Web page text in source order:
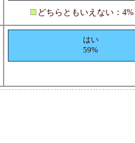
どちらともいえない：
はい
59%